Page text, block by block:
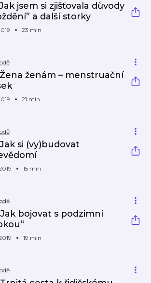
jsem si zjišťovala důvody
a další storky
23 min
ženám – menstruační
21 min
si (vy)budovat
15 min
bojovat s podzimní
19 min